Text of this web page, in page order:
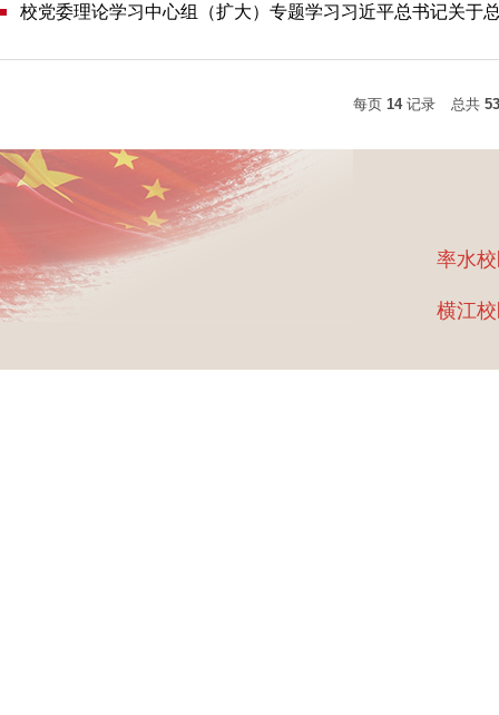
校党委理论学习中心组（扩大）专题学习习近平总书记关于
每页 14记录 总共 53
率水
横江